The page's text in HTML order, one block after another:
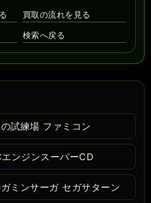
買取の流れを見る
検索へ戻る
試練場 ファミコン
ンジンスーパーCD
ミンサーガ セガサターン